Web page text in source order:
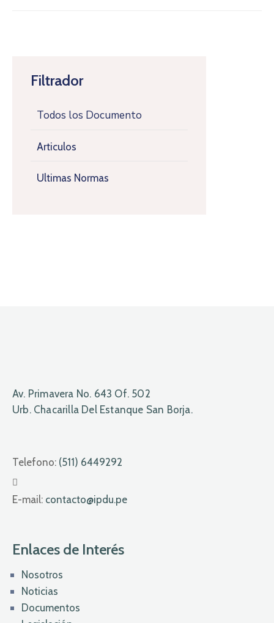
Filtrador
Todos los Documento
Articulos
Ultimas Normas
Av. Primavera No. 643 Of. 502
Urb. Chacarilla Del Estanque San Borja.
Telefono: (511) 6449292
E-mail: contacto@ipdu.pe
Enlaces de Interés
Nosotros
Noticias
Documentos